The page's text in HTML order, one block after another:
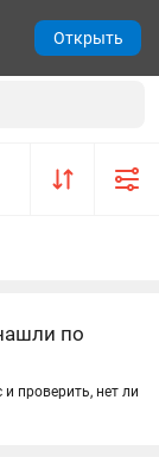
по
проверить, нет ли
Открыть